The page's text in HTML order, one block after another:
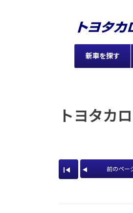
新車を探す
トヨタカ
前のペー